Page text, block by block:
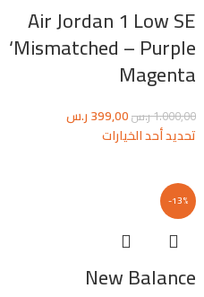
Air Jordan 1 Low SE
‘Mismatched – Purple
Magenta
1.000,00ر.س399,00ر.س
تحديد أحد الخيارات
-13%
New Balance